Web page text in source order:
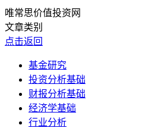
唯常思价值投资网
文章类别
点击返回
基金研究
投资分析基础
财报分析基础
经济学基础
行业分析